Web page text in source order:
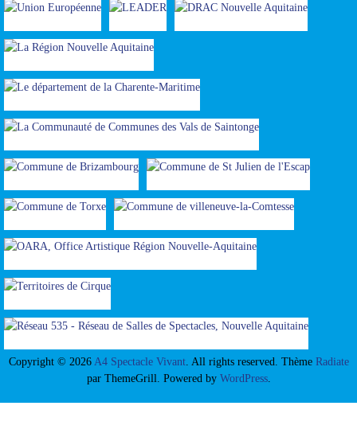
Copyright © 2026 A4 Spectacle Vivant. All rights reserved. Thème Radiate
par ThemeGrill. Powered by WordPress.